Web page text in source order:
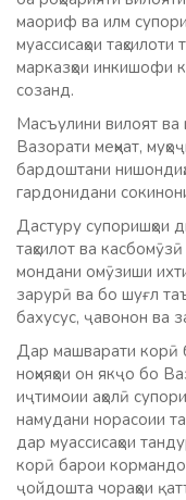
маориф ва илм
муассисаҳои
марказҳои инкишофи
созанд.
Масъулини вилоят ва
Вазорати меҳнат,
бардоштани
гардонидани
Дастуру супоришҳои
таҳсилот ва
мондани омӯзиши
зарурӣ ва бо шуғл
бахусус, ҷавонон ва
Дар машварати корӣ
ноҳияҳои он якҷо бо
иҷтимоии аҳолӣ
намудани норасоии
дар муассисаҳои
корӣ барои
ҷойдошта чораҳои